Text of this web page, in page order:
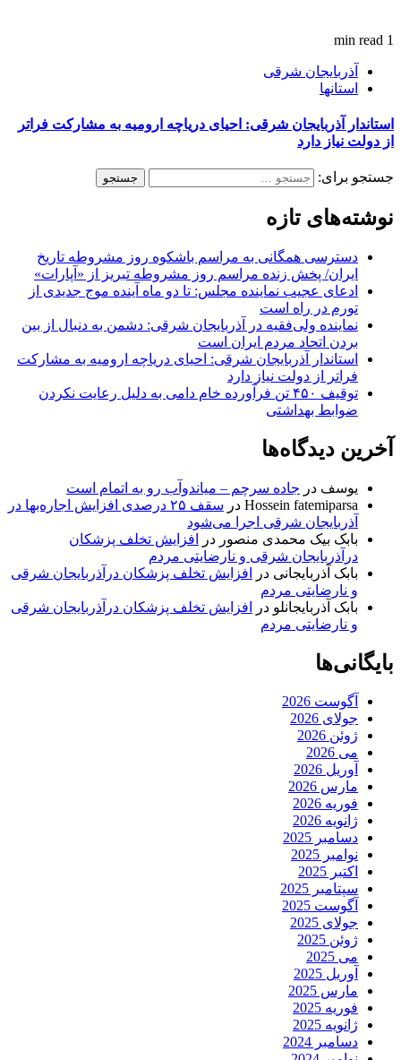
1 min read
آذربایجان شرقی
استانها
استاندار آذربایجان شرقی: احیای دریاچه ارومیه به مشارکت فراتر
از دولت نیاز دارد
جستجو برای:
نوشته‌های تازه
دسترسی همگانی به مراسم باشکوه روز مشروطه تاریخ
ایران/ پخش زنده مراسم روز مشروطه تبریز از «آپارات»
ادعای عجیب نماینده مجلس: تا دو ماه آینده موج جدیدی از
تورم در راه است
نماینده ولی‌فقیه در آذربایجان شرقی: دشمن به دنبال از بین
بردن اتحاد مردم ایران است
استاندار آذربایجان شرقی: احیای دریاچه ارومیه به مشارکت
فراتر از دولت نیاز دارد
توقیف ۴۵۰ تن فرآورده خام دامی به دلیل رعایت نکردن
ضوابط بهداشتی
آخرین دیدگاه‌ها
یوسف در جاده سرچم – میاندوآب رو به اتمام است
Hossein fatemiparsa در
سقف ۲۵ درصدی افزایش اجاره‌بها در
آذربایجان شرقی اجرا می‌شود
بابک بیک محمدی منصور در
افزایش تخلف پزشکان
درآذربایجان شرقی و نارضایتی مردم
بابک آذربایجانی در
افزایش تخلف پزشکان درآذربایجان شرقی
و نارضایتی مردم
بابک آذربایجانلو در
افزایش تخلف پزشکان درآذربایجان شرقی
و نارضایتی مردم
بایگانی‌ها
آگوست 2026
جولای 2026
ژوئن 2026
می 2026
آوریل 2026
مارس 2026
فوریه 2026
ژانویه 2026
دسامبر 2025
نوامبر 2025
اکتبر 2025
سپتامبر 2025
آگوست 2025
جولای 2025
ژوئن 2025
می 2025
آوریل 2025
مارس 2025
فوریه 2025
ژانویه 2025
دسامبر 2024